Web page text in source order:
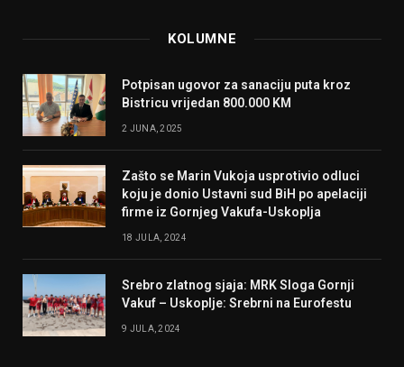
KOLUMNE
Potpisan ugovor za sanaciju puta kroz
Bistricu vrijedan 800.000 KM
2 JUNA, 2025
Zašto se Marin Vukoja usprotivio odluci
koju je donio Ustavni sud BiH po apelaciji
firme iz Gornjeg Vakufa-Uskoplja
18 JULA, 2024
Srebro zlatnog sjaja: MRK Sloga Gornji
Vakuf – Uskoplje: Srebrni na Eurofestu
9 JULA, 2024